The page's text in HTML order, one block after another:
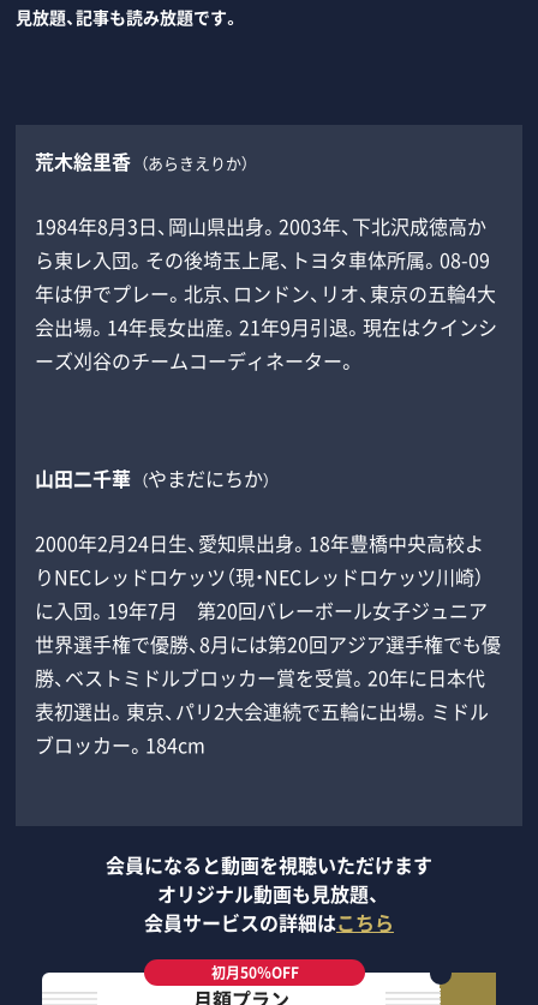
見放題、記事も読み放題です。
荒木絵里香 （あらきえりか）
1984年8月3日、岡山県出身。2003年、下北沢成徳高か
ら東レ入団。その後埼玉上尾、トヨタ車体所属。08-09
年は伊でプレー。北京、ロンドン、リオ、東京の五輪4大
会出場。14年長女出産。21年9月引退。現在はクインシ
ーズ刈谷のチームコーディネーター。
山田二千華​ （やまだにちか）
2000年2月24日生、愛知県出身。18年豊橋中央高校よ
りNECレッドロケッツ（現・NECレッドロケッツ川崎）
に入団。19年7月 第20回バレーボール女子ジュニア
世界選手権で優勝、8月には第20回アジア選手権でも優
勝、ベストミドルブロッカー賞を受賞。20年に日本代
表初選出。東京、パリ2大会連続で五輪に出場。ミドル
ブロッカー。184cm
会員になると動画を視聴いただけます
オリジナル動画も見放題、
会員サービスの詳細はこちら
初月50％OFF